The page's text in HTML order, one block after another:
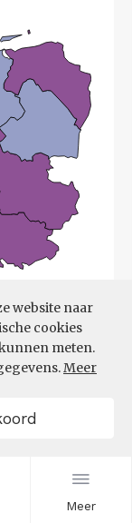
Meer
website naar
cookies
meten.
Meer
Filters